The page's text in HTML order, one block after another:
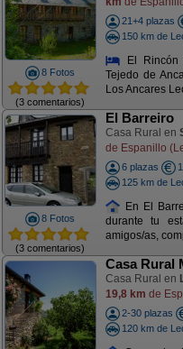
8 Fotos
(3 comentarios)
21+4 plazas
150 km de
El
Tejedo de
Los Ancares
8 Fotos
(3 comentarios)
El Barreiro
Casa Rural en
de Espanillo
6 plazas
125 km de
En El
durante tu
amigos/as,
Casa Rural
Casa Rural en
19,8 km de
2-30 plazas
120 km de